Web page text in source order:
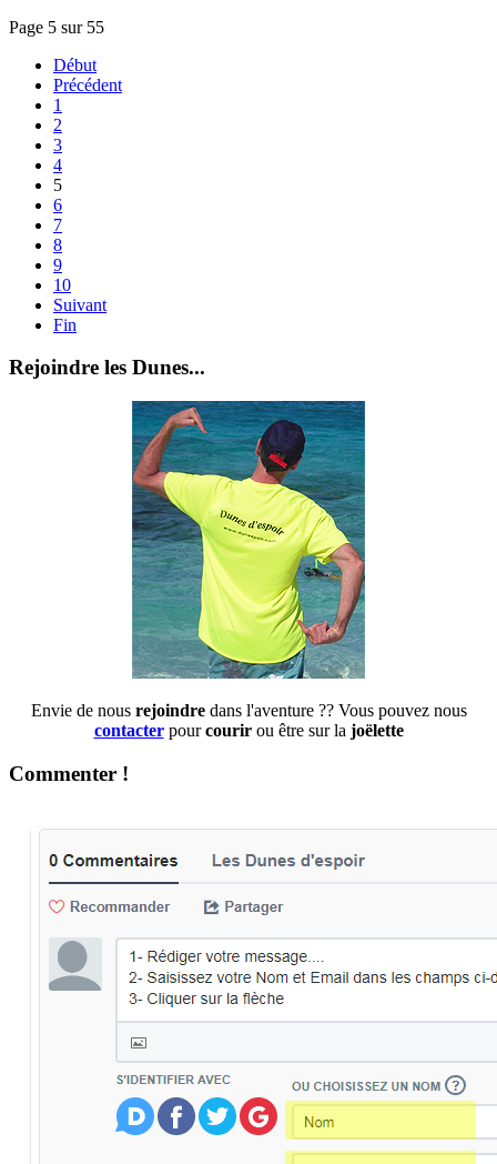
Page 5 sur 55
Début
Précédent
1
2
3
4
5
6
7
8
9
10
Suivant
Fin
Rejoindre les Dunes...
Envie de nous rejoindre dans l'aventure ?? Vous pouvez nous
contacterpourcourir ou être sur la joëlette
Commenter !